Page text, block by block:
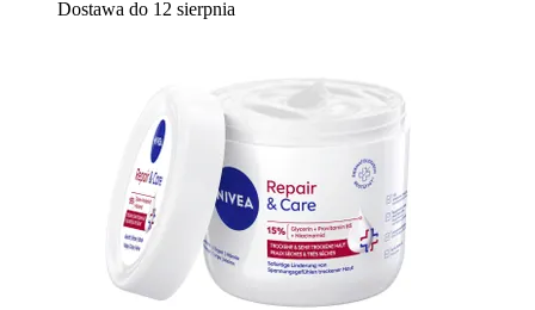
Dostawa do 12 sierpnia